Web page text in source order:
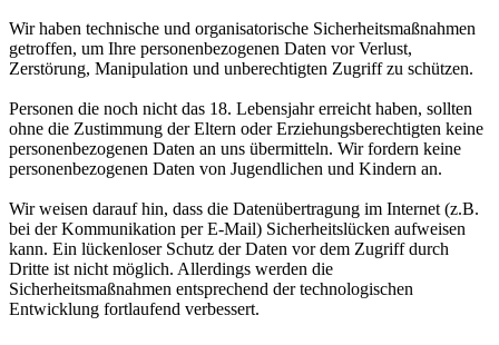
Wir haben technische und organisatorische Sicherheitsmaßnahmen
getroffen, um Ihre personenbezogenen Daten vor Verlust,
Zerstörung, Manipulation und unberechtigten Zugriff zu schützen.
Personen die noch nicht das 18. Lebensjahr erreicht haben, sollten
ohne die Zustimmung der Eltern oder Erziehungsberechtigten keine
personenbezogenen Daten an uns übermitteln. Wir fordern keine
personenbezogenen Daten von Jugendlichen und Kindern an.
Wir weisen darauf hin, dass die Datenübertragung im Internet (z.B.
bei der Kommunikation per E-Mail) Sicherheitslücken aufweisen
kann. Ein lückenloser Schutz der Daten vor dem Zugriff durch
Dritte ist nicht möglich. Allerdings werden die
Sicherheitsmaßnahmen entsprechend der technologischen
Entwicklung fortlaufend verbessert.